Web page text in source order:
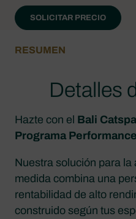
SOLICITAR PRECIO
RESUMEN
Detalles
Hazte con el Bali
Programa Performance
Nuestra solución para la
medida combina una
rentabilidad de alto
construido según tus